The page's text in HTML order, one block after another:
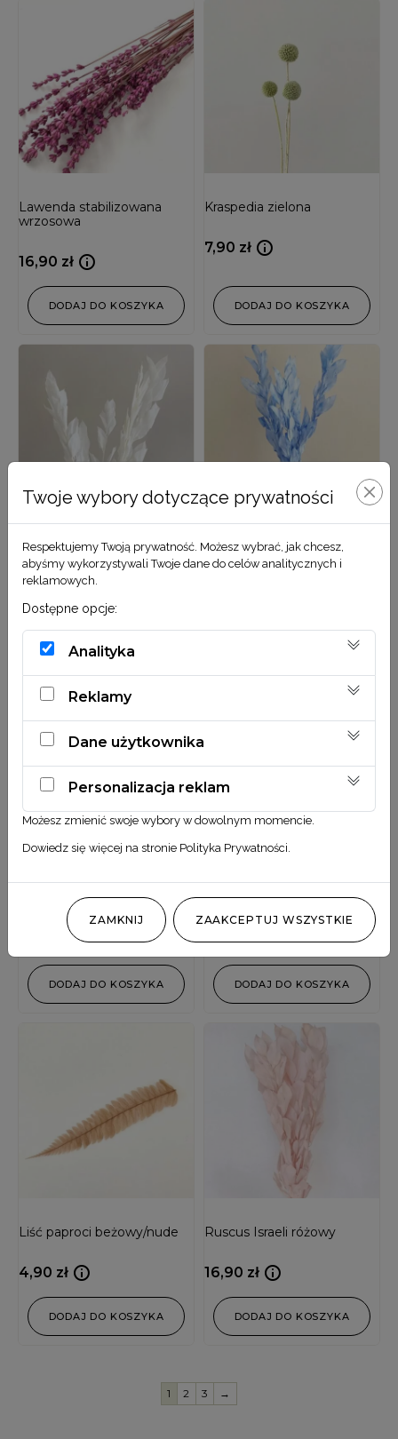
Lawenda stabilizowana
wrzosowa
16,90 zł
DODAJ DO KOSZYKA
Kraspedia zielona
7,90 zł
DODAJ DO KOSZYKA
Ruscus israeli biały Ruscus israeli niebieski
DODAJ DO KOSZYKA
Paproć stabilizowana
Leather lila róż
zł
DODAJ DO KOSZYKA
Róża wieczna biała
21,90zł
DODAJ DO KOSZYKA
Liść paproci beżowy/nude
4,90 zł
DODAJ DO KOSZYKA
Ruscus Israeli różowy
16,90 zł
DODAJ DO KOSZYKA
1 2 3 →
Twoje wybory dotyczące prywatności
Respektujemy Twoją prywatność. Możesz wybrać, jak chcesz,
abyśmy wykorzystywali Twoje dane do celów analitycznych i
reklamowych.
Dostępne opcje:
Analityka
Reklamy
Dane użytkownika
Personalizacja reklam
Możesz zmienić swoje wybory w dowolnym momencie.
Dowiedz się więcej na stronie Polityka Prywatności.
ZAMKNIJ ZAAKCEPTUJ WSZYSTKIE